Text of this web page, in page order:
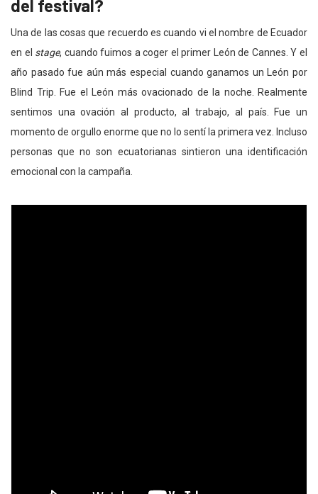
del festival?
Una de las cosas que recuerdo es cuando vi el nombre de Ecuador
en el stage, cuando fuimos a coger el primer León de Cannes. Y el
año pasado fue aún más especial cuando ganamos un León por
Blind Trip. Fue el León más ovacionado de la noche. Realmente
sentimos una ovación al producto, al trabajo, al país. Fue un
momento de orgullo enorme que no lo sentí la primera vez. Incluso
personas que no son ecuatorianas sintieron una identificación
emocional con la campaña.